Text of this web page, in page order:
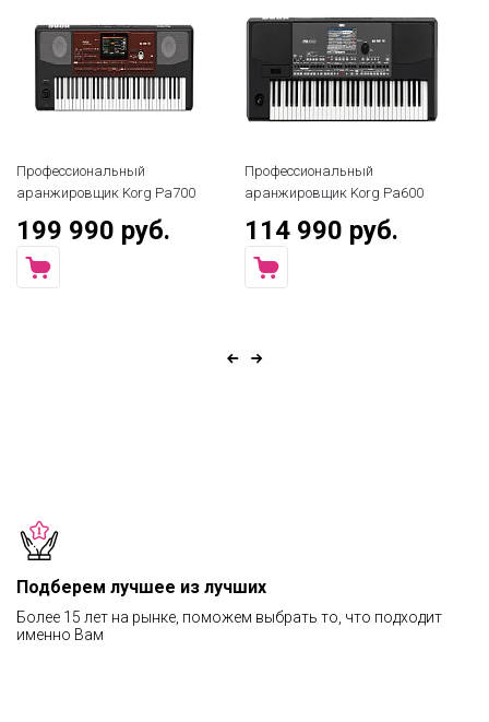
Профессиональный
аранжировщик Korg Pa700
199 990 руб.
Профессиональный
аранжировщик Korg Pa600
114 990 руб.
Подберем лучшее из лучших
Более 15 лет на рынке, поможем выбрать то, что подходит
именно Вам